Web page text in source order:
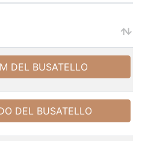
DEL BUSATELLO
DEL BUSATELLO